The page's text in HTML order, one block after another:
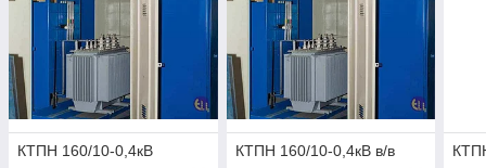
КТПН 160/10-0,4кВ
КТПН 160/10-0,4кВ в/в